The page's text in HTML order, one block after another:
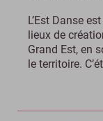
L’Est Danse
lieux de
Grand Est, en
le territoire.